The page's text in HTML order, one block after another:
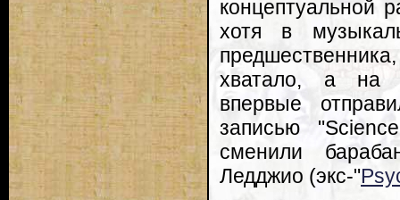
концептуальной
хотя в
хватало, а на
впервые
записью
сменили
Ледджио (экс-"